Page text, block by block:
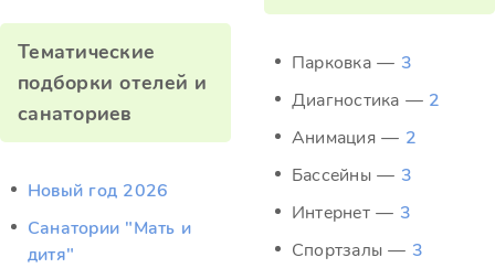
Тематические
подборки отелей и
санаториев
Новый год 2026
Санатории "Мать и
дитя"
Парковка — 3
Диагностика — 2
Анимация — 2
Бассейны — 3
Интернет — 3
Спортзалы — 3